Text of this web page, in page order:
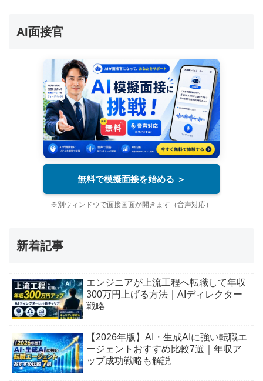
AI面接官
無料で模擬面接を始める ＞
※別ウィンドウで面接画面が開きます（音声対応）
新着記事
エンジニアが上流工程へ転職して年収
300万円上げる方法｜AIディレクター
戦略
【2026年版】AI・生成AIに強い転職エ
ージェントおすすめ比較7選｜年収ア
ップ成功戦略も解説